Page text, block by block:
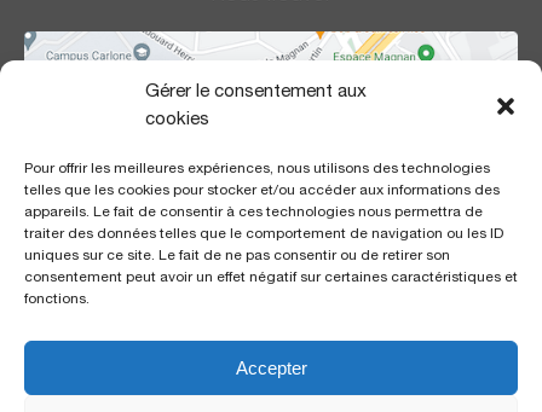
Gérer le consentement aux
cookies
Pour offrir les meilleures expériences, nous utilisons des technologies
telles que les cookies pour stocker et/ou accéder aux informations des
appareils. Le fait de consentir à ces technologies nous permettra de
traiter des données telles que le comportement de navigation ou les ID
uniques sur ce site. Le fait de ne pas consentir ou de retirer son
consentement peut avoir un effet négatif sur certaines caractéristiques et
fonctions.
Accepter
Polyclinique Santa Maria